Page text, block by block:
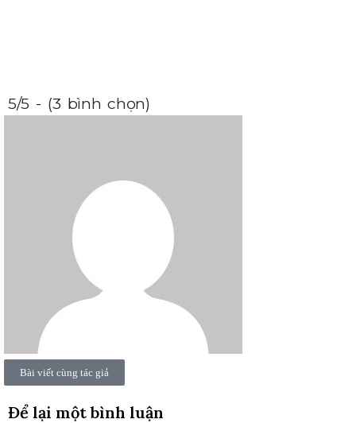
5/5 - (3 bình chọn)
Bài viết cùng tác giả
Để lại một bình luận